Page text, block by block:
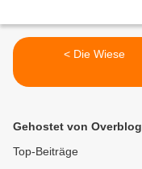
< Die Wiese
Gehostet von Overblog
Top-Beiträge